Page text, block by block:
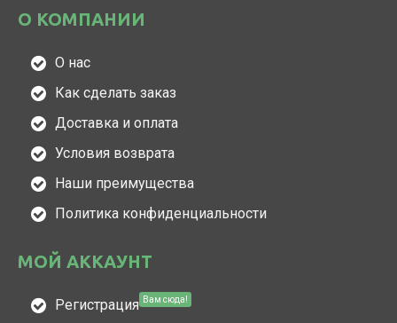
О КОМПАНИИ
О нас
Как сделать заказ
Доставка и оплата
Условия возврата
Наши преимущества
Политика конфиденциальности
МОЙ АККАУНТ
Регистрация Вам сюда!